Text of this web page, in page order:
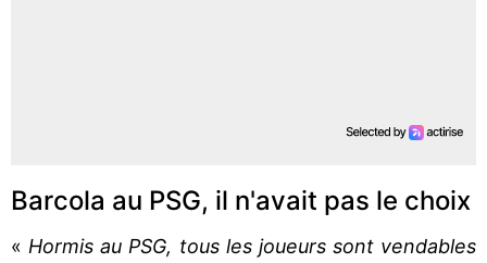
Barcola au PSG, il n'avait pas le choix
« Hormis au PSG, tous les joueurs sont vendables